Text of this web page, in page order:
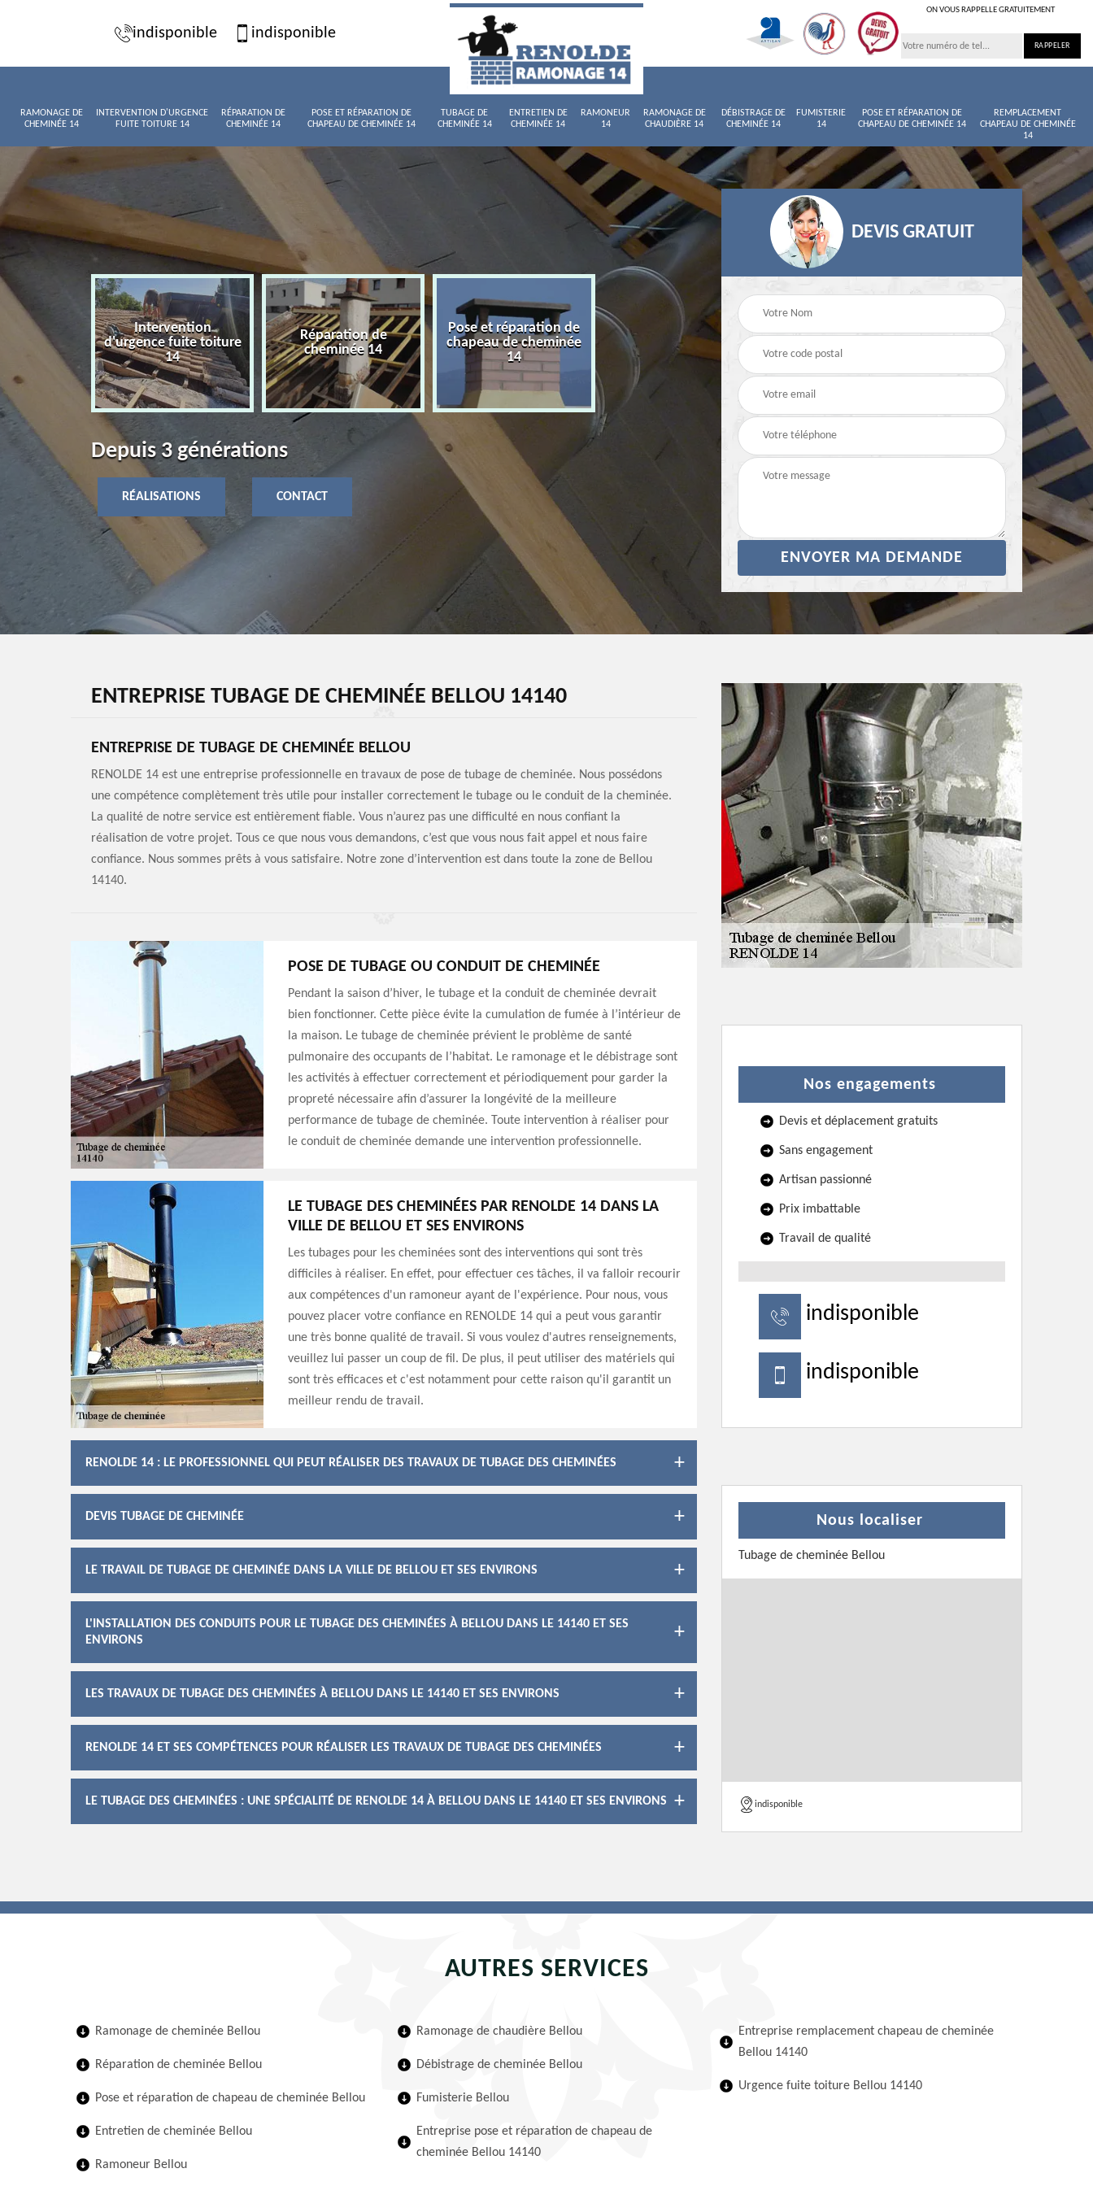
indisponible indisponible
ON VOUS RAPPELLE GRATUITEMENT
RAMONAGE DE
CHEMINÉE 14
INTERVENTION D'URGENCE
FUITE TOITURE 14
RÉPARATION DE
CHEMINÉE 14
POSE ET RÉPARATION DE
CHAPEAU DE CHEMINÉE 14
TUBAGE DE
CHEMINÉE 14
ENTRETIEN DE
CHEMINÉE 14
RAMONEUR
14
RAMONAGE DE
CHAUDIÈRE 14
DÉBISTRAGE DE
CHEMINÉE 14
FUMISTERIE
14
POSE ET RÉPARATION DE
CHAPEAU DE CHEMINÉE 14
REMPLACEMENT
CHAPEAU DE CHEMINÉE
14
de
Intervention
d'urgence fuite toiture
14
Réparation de
cheminée 14
Pose et réparation de
chapeau de cheminée
14
Tubage de cheminée
14
Entretien de cheminée
Ramoneur 14
Depuis 3 générations
RÉALISATIONS CONTACT
DEVIS GRATUIT
ENTREPRISE TUBAGE DE CHEMINÉE BELLOU 14140
ENTREPRISE DE TUBAGE DE CHEMINÉE BELLOU
RENOLDE 14 est une entreprise professionnelle en travaux de pose de tubage de cheminée. Nous possédons
une compétence complètement très utile pour installer correctement le tubage ou le conduit de la cheminée.
La qualité de notre service est entièrement fiable. Vous n’aurez pas une difficulté en nous confiant la
réalisation de votre projet. Tous ce que nous vous demandons, c’est que vous nous fait appel et nous faire
confiance. Nous sommes prêts à vous satisfaire. Notre zone d’intervention est dans toute la zone de Bellou
14140.
POSE DE TUBAGE OU CONDUIT DE CHEMINÉE
Pendant la saison d’hiver, le tubage et la conduit de cheminée devrait
bien fonctionner. Cette pièce évite la cumulation de fumée à l’intérieur de
la maison. Le tubage de cheminée prévient le problème de santé
pulmonaire des occupants de l’habitat. Le ramonage et le débistrage sont
les activités à effectuer correctement et périodiquement pour garder la
propreté nécessaire afin d’assurer la longévité de la meilleure
performance de tubage de cheminée. Toute intervention à réaliser pour
le conduit de cheminée demande une intervention professionnelle.
LE TUBAGE DES CHEMINÉES PAR RENOLDE 14 DANS LA
VILLE DE BELLOU ET SES ENVIRONS
Les tubages pour les cheminées sont des interventions qui sont très
difficiles à réaliser. En effet, pour effectuer ces tâches, il va falloir recourir
aux compétences d'un ramoneur ayant de l'expérience. Pour nous, vous
pouvez placer votre confiance en RENOLDE 14 qui a peut vous garantir
une très bonne qualité de travail. Si vous voulez d'autres renseignements,
veuillez lui passer un coup de fil. De plus, il peut utiliser des matériels qui
sont très efficaces et c'est notamment pour cette raison qu'il garantit un
meilleur rendu de travail.
RENOLDE 14 : LE PROFESSIONNEL QUI PEUT RÉALISER DES TRAVAUX DE TUBAGE DES CHEMINÉES
DEVIS TUBAGE DE CHEMINÉE
LE TRAVAIL DE TUBAGE DE CHEMINÉE DANS LA VILLE DE BELLOU ET SES ENVIRONS
L'INSTALLATION DES CONDUITS POUR LE TUBAGE DES CHEMINÉES À BELLOU DANS LE 14140 ET SES
ENVIRONS
LES TRAVAUX DE TUBAGE DES CHEMINÉES À BELLOU DANS LE 14140 ET SES ENVIRONS
RENOLDE 14 ET SES COMPÉTENCES POUR RÉALISER LES TRAVAUX DE TUBAGE DES CHEMINÉES
LE TUBAGE DES CHEMINÉES : UNE SPÉCIALITÉ DE RENOLDE 14 À BELLOU DANS LE 14140 ET SES ENVIRONS
Nos engagements
Devis et déplacement gratuits
Sans engagement
Artisan passionné
Prix imbattable
Travail de qualité
indisponible
indisponible
Nous localiser
Tubage de cheminée Bellou
indisponible
AUTRES SERVICES
Ramonage de cheminée Bellou
Réparation de cheminée Bellou
Pose et réparation de chapeau de cheminée Bellou
Entretien de cheminée Bellou
Ramoneur Bellou
Ramonage de chaudière Bellou
Débistrage de cheminée Bellou
Fumisterie Bellou
Entreprise pose et réparation de chapeau de
cheminée Bellou 14140
Entreprise remplacement chapeau de cheminée
Bellou 14140
Urgence fuite toiture Bellou 14140